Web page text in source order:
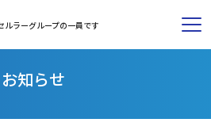
ラーグループの一員です
お知らせ